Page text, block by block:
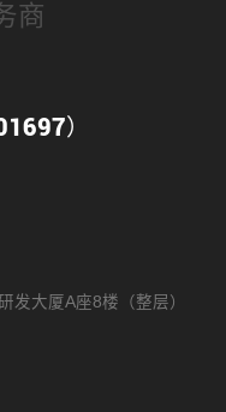
商
）
发大厦A座8楼（整层）